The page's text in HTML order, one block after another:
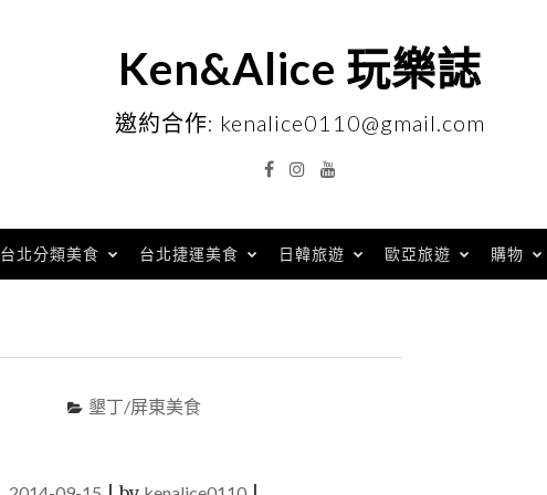
Ken&Alice 玩樂誌
邀約合作: kenalice0110@gmail.com
FacebookInstagramYouTube
台北分類美食 台北捷運美食 日韓旅遊 歐亞旅遊 購物
墾丁/屏東美食